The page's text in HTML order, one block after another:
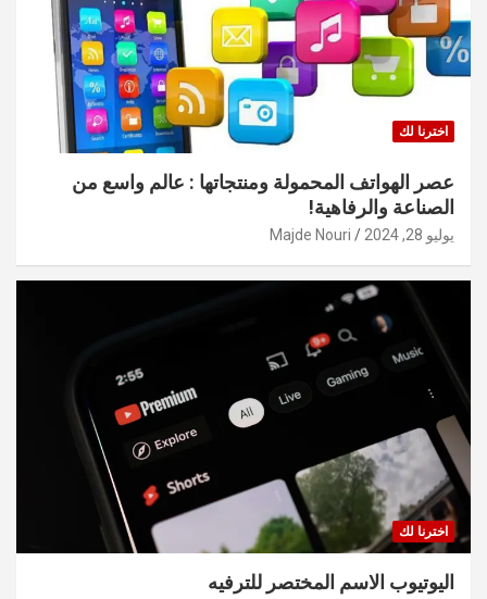
اخترنا لك
عصر الهواتف المحمولة ومنتجاتها : عالم واسع من
الصناعة والرفاهية!
يوليو 28, 2024 Majde Nouri
اخترنا لك
اليوتيوب الاسم المختصر للترفيه